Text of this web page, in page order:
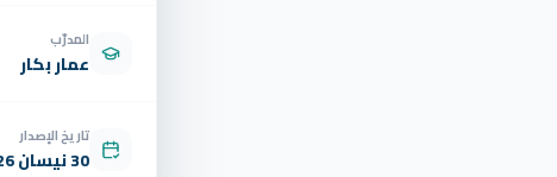
المدرّب
عمار بكار
تاريخ الإصدار
30 نيسان 2026